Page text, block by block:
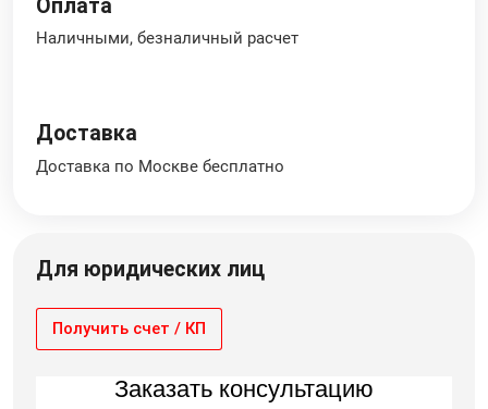
Оплата
Наличными, безналичный расчет
Доставка
Доставка по Москве бесплатно
Для юридических лиц
Получить счет / КП
Заказать консультацию